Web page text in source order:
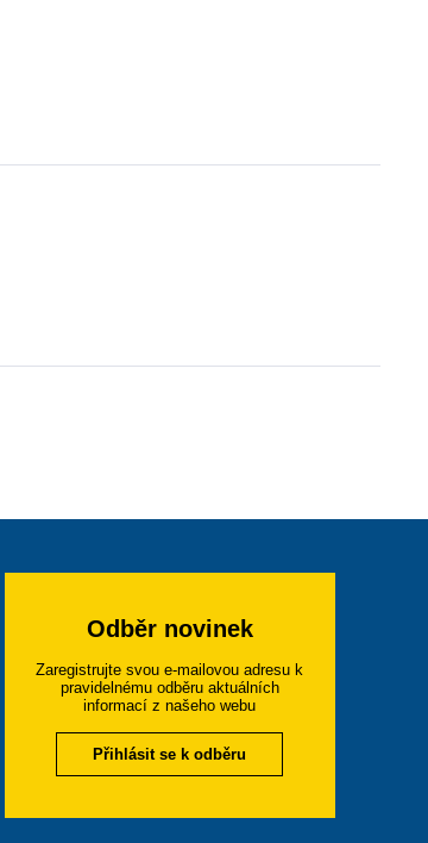
Odběr novinek
Zaregistrujte svou e-mailovou adresu k
pravidelnému odběru aktuálních
informací z našeho webu
Přihlásit se k odběru